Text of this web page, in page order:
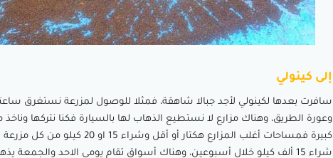
إلى كينولي
سافرت بعدها لكينولي لأجد جبالا شاهقة، فمثلا للوصول لمزرعة نستغرق
وعورة الطريق، وهناك مزارع لا نستطيع الذهاب لها بالسيارة فكنا نتركها
كبيرة فمساحات أغلب المزارع هكتار
شراء 15 ألف كيلو خلال أسبوعين، وهناك أسواق تقام يومي الاحد والجمعة